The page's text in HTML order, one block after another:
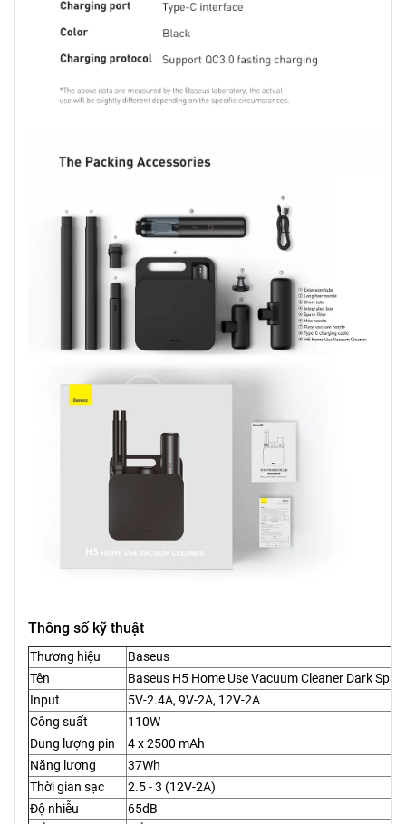
Thông số kỹ thuật
Thương hiệu
Baseus
Tên
Baseus H5 Home Use Vacuum Cleaner Dark
Input
5V-2.4A, 9V-2A, 12V-2A
Công suất
110W
Dung lượng pin
4 x 2500 mAh
Năng lượng
37Wh
Thời gian sạc
2.5 - 3 (12V-2A)
Độ nhiễu
65dB